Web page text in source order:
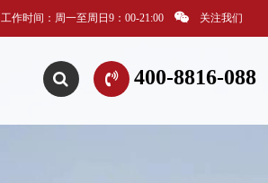
工作时间：周一至周日9：00-21:00 关注我们
400-8816-088